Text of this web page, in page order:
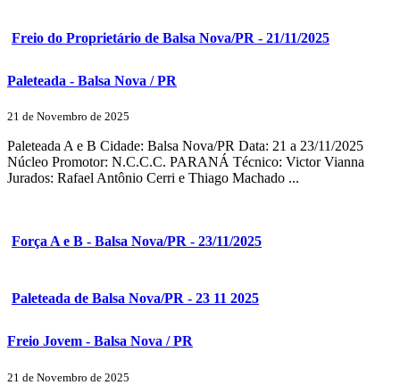
Freio do Proprietário de Balsa Nova/PR - 21/11/2025
Paleteada - Balsa Nova / PR
21 de Novembro de 2025
Paleteada A e B Cidade: Balsa Nova/PR Data: 21 a 23/11/2025
Núcleo Promotor: N.C.C.C. PARANÁ Técnico: Victor Vianna
Jurados: Rafael Antônio Cerri e Thiago Machado ...
Força A e B - Balsa Nova/PR - 23/11/2025
Paleteada de Balsa Nova/PR - 23 11 2025
Freio Jovem - Balsa Nova / PR
21 de Novembro de 2025